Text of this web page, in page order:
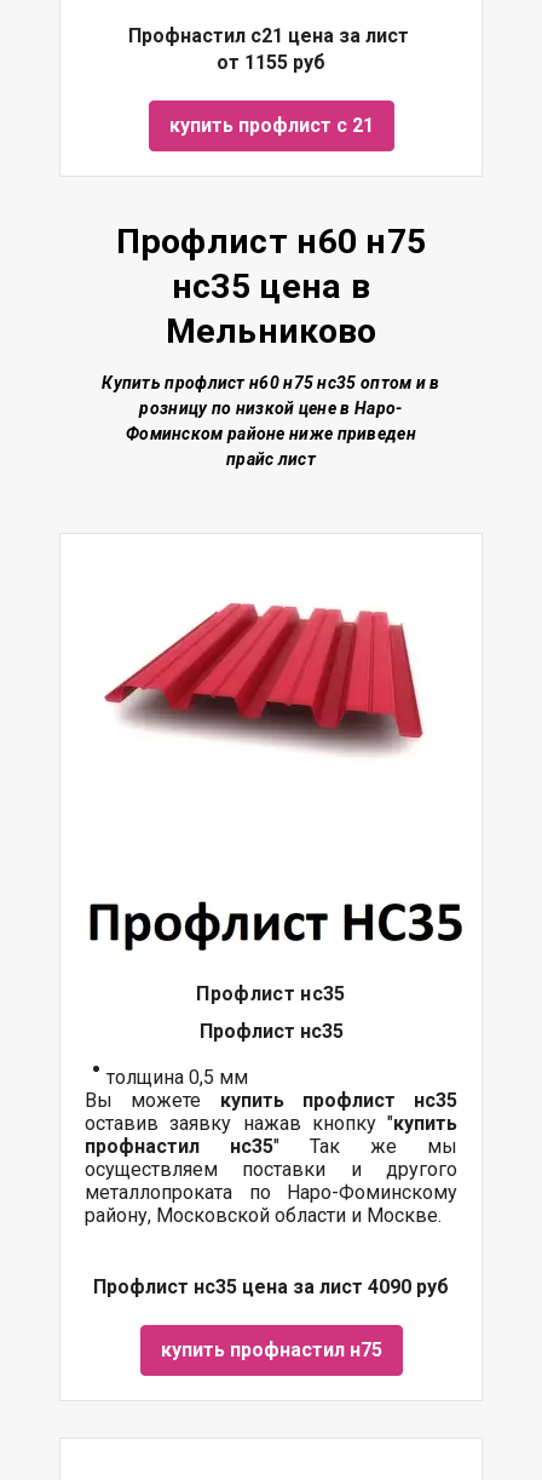
Профнастил с21 цена за лист
от 1155 руб
купить профлист с 21
Профлист н60 н75
нс35 цена в
Мельниково
Купить профлист н60 н75 нс35 оптом и в
розницу по низкой ценев Наро-
Фоминском районе ниже приведен
прайс лист
Профлист нс35
Профлист нс35
толщина 0,5 мм
Вы можете купить профлист нс35
оставив заявку нажав кнопку "купить
профнастил нс35" Так же мы
осуществляем поставки и другого
металлопроката по Наро-Фоминскому
району, Московской области и Москве.
Профлист нс35 цена за лист 4090 руб
купить профнастил н75